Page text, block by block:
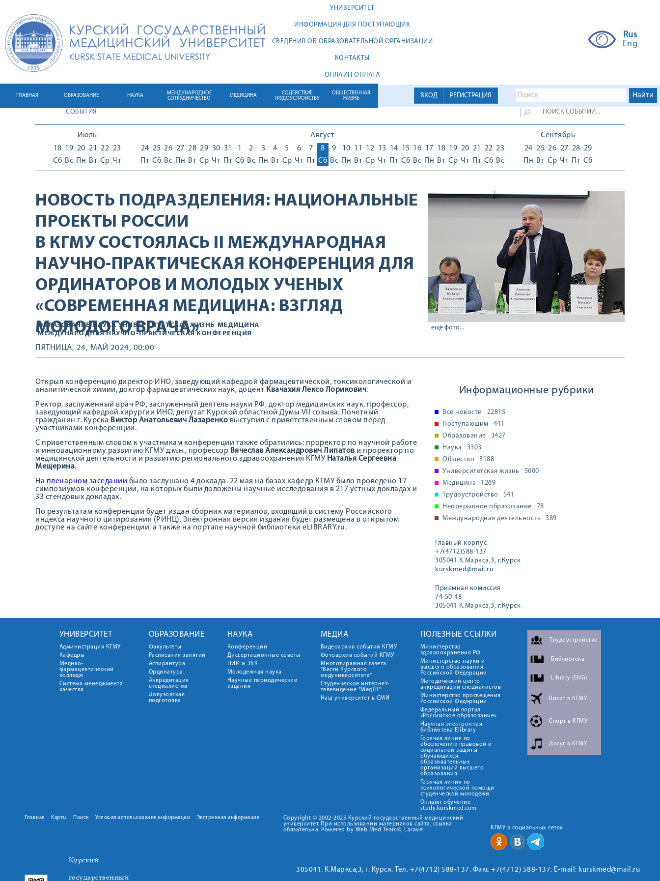
УНИВЕРСИТЕТ
ИНФОРМАЦИЯ ДЛЯ ПОСТУПАЮЩИХ
СВЕДЕНИЯ ОБ ОБРАЗОВАТЕЛЬНОЙ ОРГАНИЗАЦИИ
КОНТАКТЫ
ОНЛАЙН ОПЛАТА
Rus
Eng
ВХОД РЕГИСТРАЦИЯ
ГЛАВНАЯ ОБРАЗОВАНИЕ НАУКА
МЕЖДУНАРОДНОЕ
СОТРУДНИЧЕСТВО
МЕДИЦИНА
СОДЕЙСТВИЕ
ТРУДОУСТРОЙСТВУ
ОБЩЕСТВЕННАЯ
ЖИЗНЬ
СОБЫТИЯ
Июль
18
Сб
19
Вс
20
Пн
21
Вт
22
Ср
23
Чт
Август
24
Пт
25
Сб
26
Вс
27
Пн
28
Вт
29
Ср
30
Чт
31
Пт
1
Сб
2
Вс
3
Пн
4
Вт
5
Ср
6
Чт
7
Пт
8
Сб
9
Вс
10
Пн
11
Вт
12
Ср
13
Чт
14
Пт
15
Сб
16
Вс
17
Пн
18
Вт
19
Ср
20
Чт
21
Пт
22
Сб
23
Вс
Сентябрь
24
Пн
25
Вт
26
Ср
27
Чт
28
Пт
29
Сб
НОВОСТЬ ПОДРАЗДЕЛЕНИЯ: НАЦИОНАЛЬНЫЕ
ПРОЕКТЫ РОССИИ
В КГМУ СОСТОЯЛАСЬ II МЕЖДУНАРОДНАЯ
НАУЧНО-ПРАКТИЧЕСКАЯ КОНФЕРЕНЦИЯ ДЛЯ
ОРДИНАТОРОВ И МОЛОДЫХ УЧЕНЫХ
«СОВРЕМЕННАЯ МЕДИЦИНА: ВЗГЛЯД
МОЛОДОГО ВРАЧА»
ОБРАЗОВАНИЕ НАУКА УНИВЕРСИТЕТСКАЯ ЖИЗНЬ МЕДИЦИНА
МЕЖДУНАРОДНАЯ НАУЧНО-ПРАКТИЧЕСКАЯ КОНФЕРЕНЦИЯ
ещё фото...
ПЯТНИЦА, 24, МАЙ 2024, 00:00
Открыл конференцию директор ИНО, заведующий кафедрой фармацевтической, токсикологической и
аналитической химии, доктор фармацевтических наук, доцент Квачахия Лексо Лорикович.
Ректор, заслуженный врач РФ, заслуженный деятель науки РФ, доктор медицинских наук, профессор,
заведующий кафедрой хирургии ИНО, депутат Курской областной Думы VII созыва, Почетный
гражданин г. Курска Виктор Анатольевич Лазаренко выступил с приветственным словом перед
участниками конференции.
С приветственным словом к участникам конференции также обратились: проректор по научной работе
и инновационному развитию КГМУ д.м.н., профессор Вячеслав Александрович Липатов и проректор по
медицинской деятельности и развитию регионального здравоохранения КГМУ Наталья Сергеевна
Мещерина.
На пленарном заседании было заслушано 4 доклада. 22 мая на базах кафедр КГМУ было проведено 17
симпозиумов конференции, на которых были доложены научные исследования в 217 устных докладах и
33 стендовых докладах.
По результатам конференции будет издан сборник материалов, входящий в систему Российского
индекса научного цитирования (РИНЦ). Электронная версия издания будет размещена в открытом
доступе на сайте конференции, а также на портале научной библиотеки eLIBRARY.ru.
Информационные рубрики
Все новости
22815
Поступающим
441
Образование
3427
Наука
3303
Общество
3188
Университетская жизнь
5600
Медицина
1269
Трудоустройство
541
Непрерывное образование
78
Международная деятельность
389
Главный корпус
+7(4712)588-137
305041 К.Маркса,3, г.Курск
kurskmed@mail.ru
Приемная комиссия
74-50-48
305041 К.Маркса,3, г.Курск
УНИВЕРСИТЕТ
Администрация КГМУ
Кафедры
Медико-
фармацевтический
колледж
Система менеджмента
качества
ОБРАЗОВАНИЕ
Факультеты
Расписания занятий
Аспирантура
Ординатура
Аккредитация
специалистов
Довузовская
подготовка
НАУКА
Конференции
Диссертационные советы
НИИ и ЭБК
Молодежная наука
Научные периодические
издания
МЕДИА
Видеоархив событий КГМУ
Фотоархив событий КГМУ
Многотиражная газета
"Вести Курского
медуниверситета"
Студенческое интернет-
телевидение "МедТВ"
Наш университет в СМИ
ПОЛЕЗНЫЕ ССЫЛКИ
Министерство
здравоохранения РФ
Министерство науки и
высшего образования
Российской Федерации
Методический центр
аккредитации специалистов
Министерство просвещения
Российской Федерации
Федеральный портал
«Российское образование»
Научная электронная
библиотека Elibrary
Горячая линия по
обеспечению правовой и
социальной защиты
обучающихся
образовательных
организаций высшего
образования
Горячая линия по
психологической помощи
студенческой молодежи
Онлайн обучение
study.kurskmed.com
Трудоустройство
Библиотека
Library (ENG)
Визит в КГМУ
Спорт в КГМУ
Досуг в КГМУ
Главная Карты Поиск Условия использования информации Экстренная информация
Copyright © 2002-2025 Курский государственный медицинский
университет При использовании материалов сайта, ссылка
обязательна. Powered by Web Med Team©, Laravel
КГМУ в социальных сетях
Курский
государственный
305041. К.Маркса,3, г. Курск. Тел. +7(4712) 588-137. Факс +7(4712) 588-137. E-mail: kurskmed@mail.ru